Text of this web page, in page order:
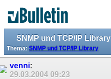
SNMP und TCP/IP Library
Thema: SNMP und TCP/IP Library
venni:
29.03.2004 09:23